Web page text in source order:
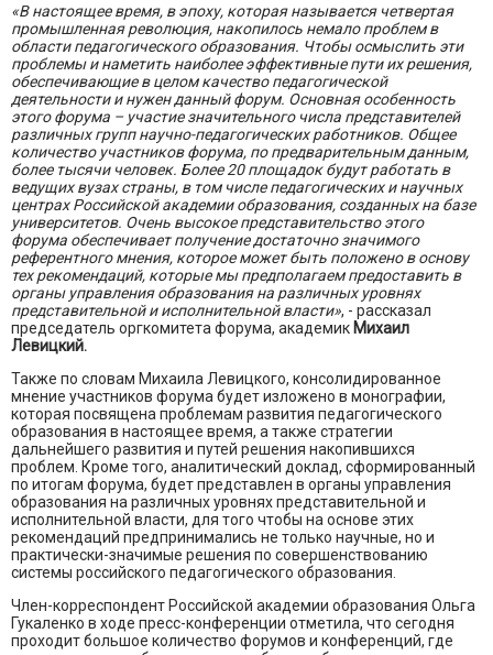
«В настоящее время, в эпоху, которая называется четвертая
промышленная революция, накопилось немало проблем в
области педагогического образования. Чтобы осмыслить эти
проблемы и наметить наиболее эффективные пути их решения,
обеспечивающие в целом качество педагогической
деятельности и нужен данный форум. Основная особенность
этого форума – участие значительного числа представителей
различных групп научно-педагогических работников. Общее
количество участников форума, по предварительным данным,
более тысячи человек. Более 20 площадок будут работать в
ведущих вузах страны, в том числе педагогических и научных
центрах Российской академии образования, созданных на базе
университетов. Очень высокое представительство этого
форума обеспечивает получение достаточно значимого
референтного мнения, которое может быть положено в основу
тех рекомендаций, которые мы предполагаем предоставить в
органы управления образования на различных уровнях
представительной и исполнительной власти», - рассказал
председатель оргкомитета форума, академик Михаил
Левицкий.
Также по словам Михаила Левицкого, консолидированное
мнение участников форума будет изложено в монографии,
которая посвящена проблемам развития педагогического
образования в настоящее время, а также стратегии
дальнейшего развития и путей решения накопившихся
проблем. Кроме того, аналитический доклад, сформированный
по итогам форума, будет представлен в органы управления
образования на различных уровнях представительной и
исполнительной власти, для того чтобы на основе этих
рекомендаций предпринимались не только научные, но и
практически-значимые решения по совершенствованию
системы российского педагогического образования.
Член-корреспондент Российской академии образования Ольга
Гукаленко в ходе пресс-конференции отметила, что сегодня
проходит большое количество форумов и конференций, где